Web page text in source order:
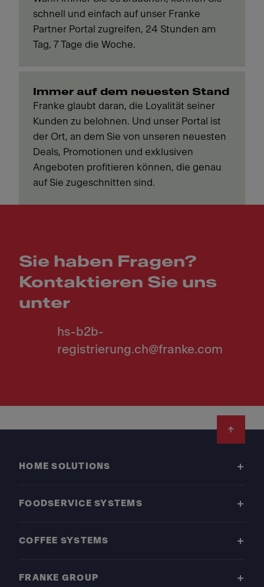
schnell und einfach auf unser Franke
Partner Portal zugreifen, 24 Stunden am
Tag, 7 Tage die Woche.
Immer auf dem neuesten Stand
Franke glaubt daran, die Loyalität seiner
Kunden zu belohnen. Und unser Portal ist
der Ort, an dem Sie von unseren neuesten
Deals, Promotionen und exklusiven
Angeboten profitieren können, die genau
auf Sie zugeschnitten sind.
Sie haben Fragen?
Kontaktieren Sie uns
unter
hs-b2b-
registrierung.ch@franke.com
HOME SOLUTIONS
FOODSERVICE SYSTEMS
COFFEE SYSTEMS
FRANKE GROUP